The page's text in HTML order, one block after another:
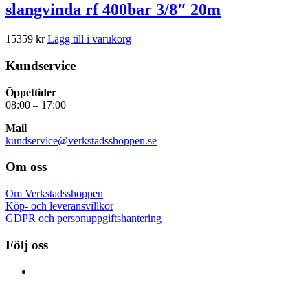
slangvinda rf 400bar 3/8″ 20m
15359 kr Lägg till i varukorg
Kundservice
Öppettider
08:00 – 17:00
Mail
kundservice@verkstadsshoppen.se
Om oss
Om Verkstadsshoppen
Köp- och leveransvillkor
GDPR och personuppgiftshantering
Följ oss